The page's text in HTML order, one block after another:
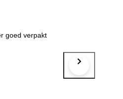
goed verpakt